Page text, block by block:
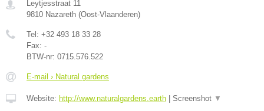
Leytjesstraat 11
9810 Nazareth (Oost-Vlaanderen)
Tel: +32 493 18 33 28
Fax: -
BTW-nr: 0715.576.522
E-mail › Natural gardens
Website: http://www.naturalgardens.earth Screenshot ▼